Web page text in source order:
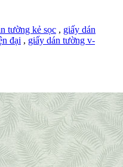
tường kẻ sọc , giấy dán
đại , giấy dán tường v-